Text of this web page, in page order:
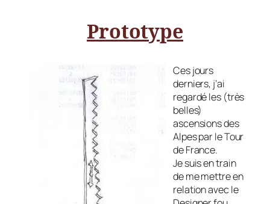
Prototype
Ces jours
derniers, j’ai
regardé les (très
belles)
ascensions des
Alpes par le Tour
de France.
Je suis en train
de me mettre en
relation avec le